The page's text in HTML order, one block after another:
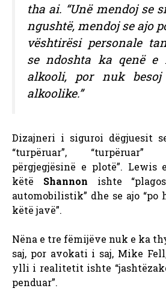
tha ai. “Unë mendoj se
ngushtë, mendoj se ajo
vështirësi personale
se ndoshta ka qenë e
alkooli, por nuk
alkoolike.”
Dizajneri i siguroi dëgjuesit
“turpëruar”,
përgjegjësinë e plotë”. Lewis
këtë Shannon ishte
automobilistik” dhe se ajo
këtë javë”.
Nëna e tre fëmijëve nuk e ka
saj, por avokati i saj, Mike
ylli i realitetit ishte
penduar”.